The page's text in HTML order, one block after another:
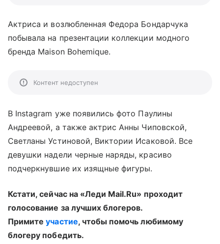
Актриса и возлюбленная Федора Бондарчука
побывала на презентации коллекции модного
бренда Maison Bohemique.
Контент недоступен
В Instagram уже появились фото Паулины
Андреевой, а также актрис Анны Чиповской,
Светланы Устиновой, Виктории Исаковой. Все
девушки надели черные наряды, красиво
подчеркнувшие их изящные фигуры.
Кстати, сейчас на «Леди Mail.Ru» проходит
голосование за лучших блогеров.
Примитеучастие, чтобы помочь любимому
блогеру победить.